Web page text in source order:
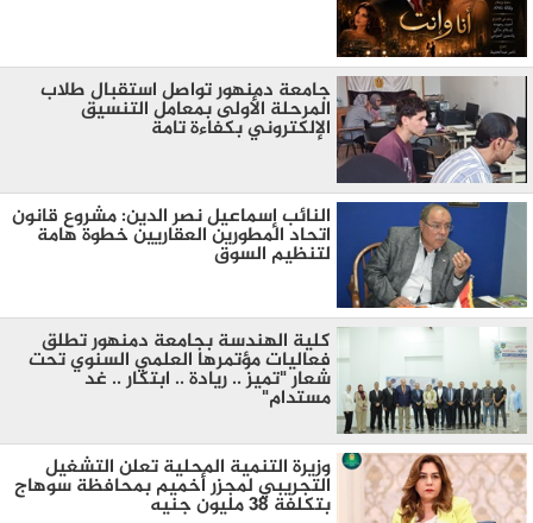
جامعة دمنهور تواصل استقبال طلاب
المرحلة الأولى بمعامل التنسيق
الإلكتروني بكفاءة تامة
النائب إسماعيل نصر الدين: مشروع قانون
اتحاد المطورين العقاريين خطوة هامة
لتنظيم السوق
كلية الهندسة بجامعة دمنهور تطلق
فعاليات مؤتمرها العلمي السنوي تحت
شعار "تميز .. ريادة .. ابتكار .. غد
مستدام"
وزيرة التنمية المحلية تعلن التشغيل
التجريبي لمجزر أخميم بمحافظة سوهاج
بتكلفة 38 مليون جنيه